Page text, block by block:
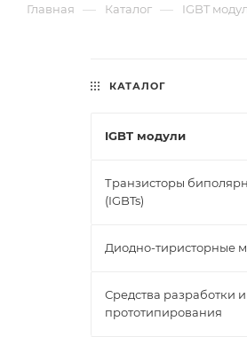
Главная — Каталог — IGBT
КАТАЛОГ
IGBT модули
Транзисторы
(IGBTs)
Диодно-тиристорные
Средства разработки и
прототипирования